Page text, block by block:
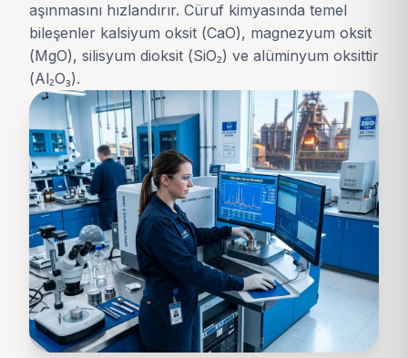
aşınmasını hızlandırır. Cüruf kimyasında temel
bileşenler kalsiyum oksit (CaO), magnezyum oksit
(MgO), silisyum dioksit (SiO₂) ve alüminyum oksittir
(Al₂O₃).